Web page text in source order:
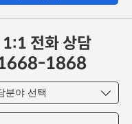
1:1 전화 상담
1868